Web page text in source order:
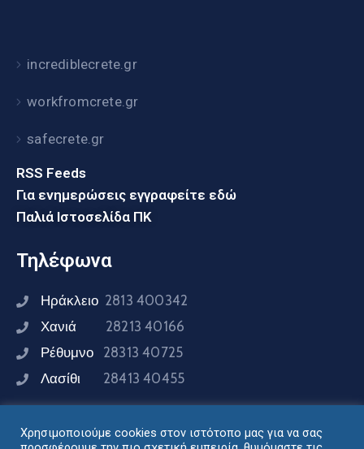
incrediblecrete.gr
workfromcrete.gr
safecrete.gr
RSS Feeds
Για ενημερώσεις εγγραφείτε εδώ
Παλιά Ιστοσελίδα ΠΚ
Τηλέφωνα
Ηράκλειο 2813 400342
Χανιά 28213 40166
Ρέθυμνο 28313 40725
Λασίθι 28413 40455
Συνδεθείτε μαζί μας
Χρησιμοποιούμε cookies στον ιστότοπο μας για να σας